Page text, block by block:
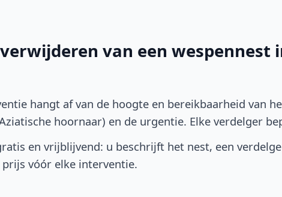
van een wespennest
hangt af van de hoogte en bereikbaarheid van
hoornaar) en de urgentie. Elke verdelger
en vrijblijvend: u beschrijft het nest, een
vóór elke interventie.